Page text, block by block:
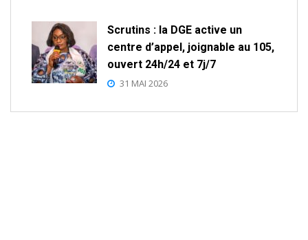
Scrutins : la DGE active un
centre d’appel, joignable au 105,
ouvert 24h/24 et 7j/7
31 MAI 2026